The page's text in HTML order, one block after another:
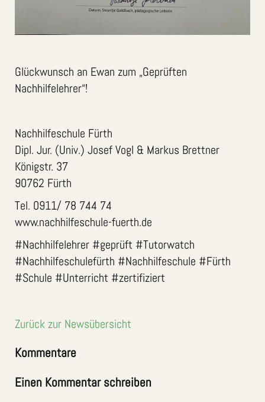
Glückwunsch an Ewan zum „Geprüften
Nachhilfelehrer“!
Nachhilfeschule Fürth
Dipl. Jur. (Univ.) Josef Vogl & Markus Brettner
Königstr. 37
90762 Fürth
Tel. 0911/ 78 744 74
www.nachhilfeschule-fuerth.de
#Nachhilfelehrer #geprüft #Tutorwatch
#Nachhilfeschulefürth #Nachhilfeschule #Fürth
#Schule #Unterricht #zertifiziert
Zurück zur Newsübersicht
Kommentare
Einen Kommentar schreiben